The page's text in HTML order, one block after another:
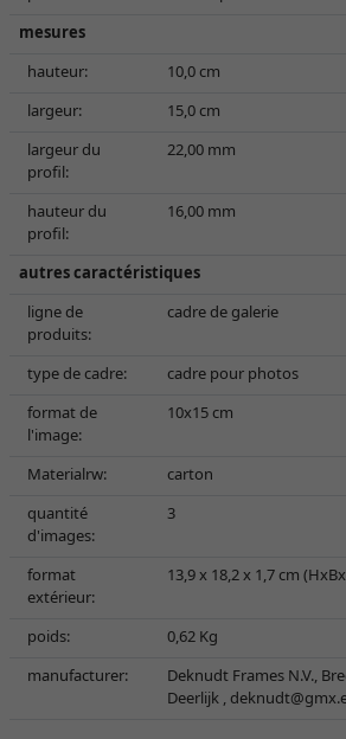
mesures
hauteur:
10,0 cm
largeur:
15,0 cm
largeur du
profil:
22,00 mm
hauteur du
profil:
16,00 mm
autres caractéristiques
ligne de
produits:
cadre de galerie
type de cadre:
cadre pour photos
format de
l'image:
10x15 cm
Materialrw:
carton
quantité
d'images:
3
format
extérieur:
13,9 x 18,2 x 1,7 cm
poids:
0,62 Kg
manufacturer:
Deknudt Frames N.V.,
Deerlijk ,